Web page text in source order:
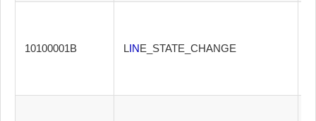
10100001B LINE_STATE_CHANGE